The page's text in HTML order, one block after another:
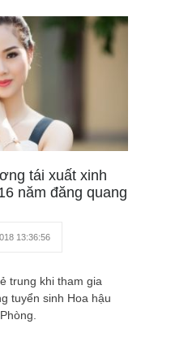
tái xuất xinh
năm đăng quang
13:36:56
trung khi tham gia
tuyển sinh Hoa hậu